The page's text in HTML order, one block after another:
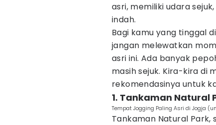
asri, memiliki udara
indah.
Bagi kamu yang tinggal
jangan melewatkan
asri ini. Ada banyak
masih sejuk. Kira-kira di
rekomendasinya untuk
1. Tankaman Natural
Tempat Jogging Paling Asri di Jogja
Tankaman Natural